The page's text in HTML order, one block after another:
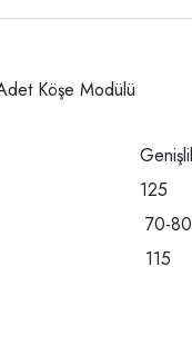
Köşe Modülü
125
70-
115